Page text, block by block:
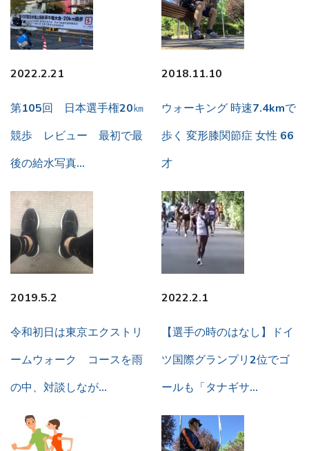
2022.2.21
第105回 日本選手権20㎞
競歩 レビュー 最初で最
後の給水写真…
2018.11.10
ウォーキング 時速7.4kmで
歩く 変形膝関節症 女性 66
才
2019.5.2
令和初日は東京エクストリ
ームウォーク コースを雨
の中、対談しなが…
2022.2.1
【選手の時のはなし】ドイ
ツ国際グランプリ2位でゴ
ールも「タナギサ…